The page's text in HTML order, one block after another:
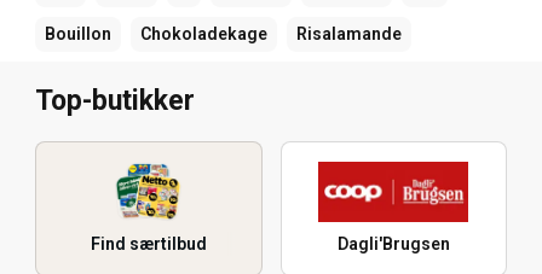
Bouillon Chokoladekage Risalamande
Top-butikker
Find særtilbud Dagli'Brugsen